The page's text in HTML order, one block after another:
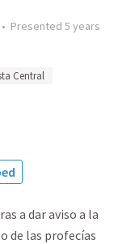
• Presented 5 years
Central
a dar aviso a la
de las profecías